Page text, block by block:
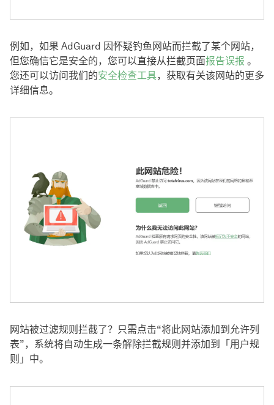
例如，如果 AdGuard 因怀疑钓鱼网站而拦截了某个网站，
但您确信它是安全的，您可以直接从拦截页面报告误报 。
您还可以访问我们的安全检查工具，获取有关该网站的更多
详细信息。
网站被过滤规则拦截了？只需点击“将此网站添加到允许列
表”，系统将自动生成一条解除拦截规则并添加到「用户规
则」中。